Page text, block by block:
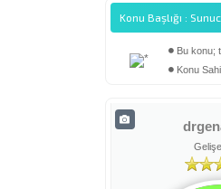
Konu Başlığı :
Bu konu;
Konu
Derecelendirme: 0/5 - 0 oy